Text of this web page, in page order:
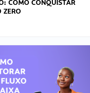
COMO CONQUISTAR
ZERO